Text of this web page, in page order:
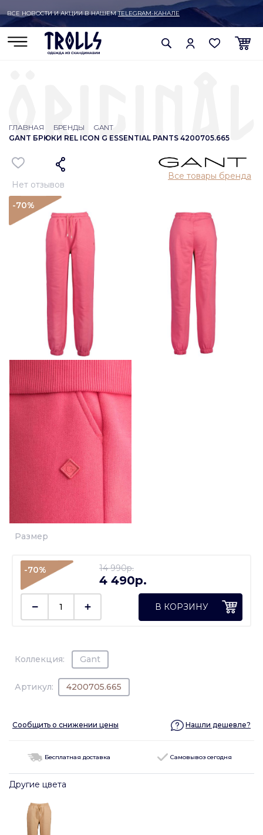
ВСЕ НОВОСТИ И АКЦИИ В НАШЕМTELEGRAM-КАНАЛЕ
ГЛАВНАЯ БРЕНДЫ
GANT
GANT БРЮКИ REL ICON G ESSENTIAL PANTS 4200705.665
Нет отзывов
Все товары бренда
-70%
Коллекция: Gant
Артикул: 4200705.665
Размер
-70% 14 990p.
4 490p.
В КОРЗИНУ
Сообщить о снижении цены Нашли дешевле?
Бесплатная доставка Самовывоз сегодня
Другие цвета